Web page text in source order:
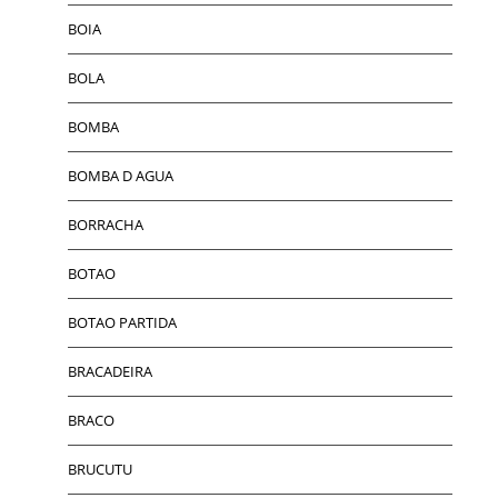
BOIA
BOLA
BOMBA
BOMBA D AGUA
BORRACHA
BOTAO
BOTAO PARTIDA
BRACADEIRA
BRACO
BRUCUTU